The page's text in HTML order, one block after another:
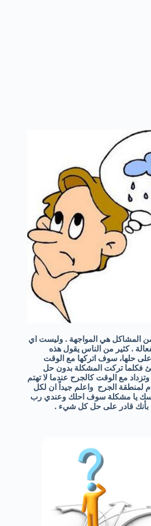
المشاكل هي المواجهة . وليست اي
. كثير من الناس يقول هذه
حلها، سوف اتركها مع الوقت
فكلما تركت المشكلة بدون حل
مع الوقت كالجرح عندما لا تهتم
لمنطقة الجرح واعلم جيداً ان لكل
يا مشكلة سوف احلك وعندي رب
بأنك قادر على حل كل شيء .